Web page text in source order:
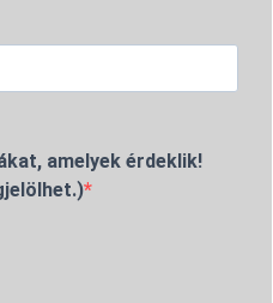
amelyek érdeklik!